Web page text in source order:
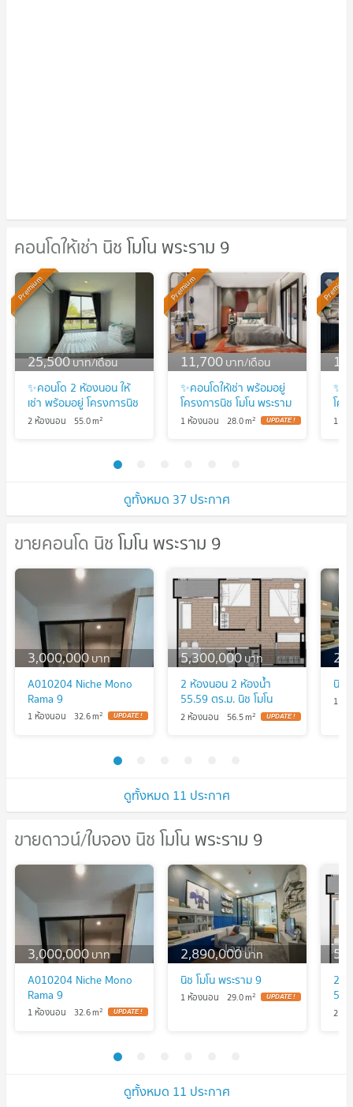
คอนโดให้เช่า นิช โมโน พระราม 9
ดูทั้งหมด 37 ประกาศ
คอนโดให้เช่า นิช โมโน พระราม 9
25,500บาท/เดือน
Premium
✨คอนโด 2 ห้องนอน ให้
เช่า พร้อมอยู่ โครงการนิช
โมโน พระราม 9 ทำเลดี
2 ห้องนอน 55.0m2
11,700บาท/เดือน
Premium
✨คอนโดให้เช่า พร้อมอยู่
โครงการนิช โมโน พระราม
9 ทำเลดี ห้องใหม่ตกแต่ง
1 ห้องนอน 28.0m2
Premium
✨ค
โค
9 ท
1 ห้
ขายคอนโด นิช โมโน พระราม 9
ดูทั้งหมด 11 ประกาศ
ขายคอนโด นิช โมโน พระราม 9
3,000,000บาท
A010204 Niche Mono
Rama 9
1 ห้องนอน 32.6m2 UPDATE !
5,300,000บาท
2 ห้องนอน 2 ห้องน้ำ
55.59 ตร.ม. นิช โมโน
พระราม 9
2 ห้องนอน 56.5m2 UPDATE !
นิช
1 ห้
ขายดาวน์/ใบจอง นิช โมโน พระราม 9
ดูทั้งหมด 11 ประกาศ
ขายดาวน์/ใบจอง นิช โมโน พระราม 9
3,000,000บาท
A010204 Niche Mono
Rama 9
1 ห้องนอน 32.6m2 UPDATE !
2,890,000บาท
นิช โมโน พระราม 9
1 ห้องนอน 29.0m2 UPDATE !
2 ห้
พร
2 ห้